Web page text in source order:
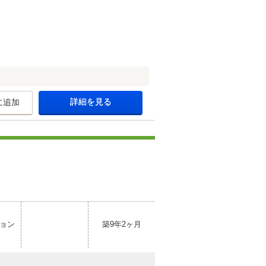
追加 詳細を見る
ン 築9年2ヶ月